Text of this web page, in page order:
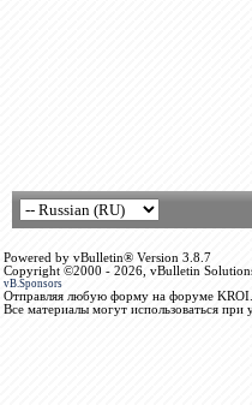
Powered by vBulletin® Version 3.8.7
Copyright ©2000 - 2026, vBulletin
vB.Sponsors
Отправляя любую форму на форуме
Все материалы могут использоваться